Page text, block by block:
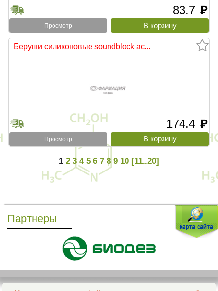
83.7 руб
Просмотр
Беруши силиконовые soundblock ac...
174.4 руб
Просмотр
1 2 3 4 5 6 7 8 9 10 [11..20]
Партнеры